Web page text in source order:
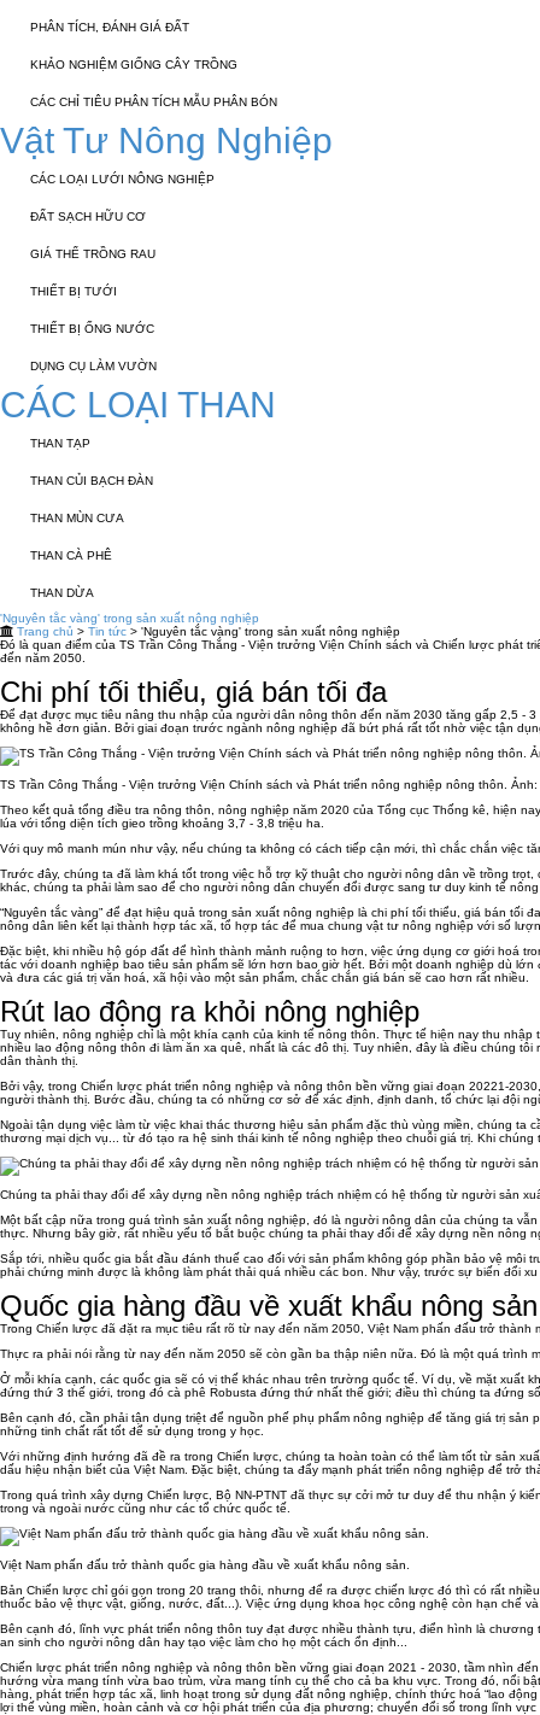
PHÂN TÍCH, ĐÁNH GIÁ ĐẤT
KHẢO NGHIỆM GIỐNG CÂY TRỒNG
CÁC CHỈ TIÊU PHÂN TÍCH MẪU PHÂN BÓN
Vật Tư Nông Nghiệp
CÁC LOẠI LƯỚI NÔNG NGHIỆP
ĐẤT SẠCH HỮU CƠ
GIÁ THỂ TRỒNG RAU
THIẾT BỊ TƯỚI
THIẾT BỊ ỐNG NƯỚC
DỤNG CỤ LÀM VƯỜN
CÁC LOẠI THAN
THAN TẠP
THAN CỦI BẠCH ĐÀN
THAN MÙN CƯA
THAN CÀ PHÊ
THAN DỪA
'Nguyên tắc vàng' trong sản xuất nông nghiệp
Trang chủ > Tin tức > 'Nguyên tắc vàng' trong sản xuất nông nghiệp
Đó là quan điểm của TS Trần Công Thắng - Viện trưởng Viện Chính sách và Chiến lược phát
đến năm 2050.
Chi phí tối thiểu, giá bán tối đa
Để đạt được mục tiêu nâng thu nhập của người dân nông thôn đến năm 2030 tăng gấp 2,5 -
không hề đơn giản. Bởi giai đoạn trước ngành nông nghiệp đã bứt phá rất tốt nhờ việc tận
TS Trần Công Thắng - Viện trưởng Viện Chính sách và Phát triển nông nghiệp nông thôn. Ảnh:
Theo kết quả tổng điều tra nông thôn, nông nghiệp năm 2020 của Tổng cục Thống kê, hiện
lúa với tổng diện tích gieo trồng khoảng 3,7 - 3,8 triệu ha.
Với quy mô manh mún như vậy, nếu chúng ta không có cách tiếp cận mới, thì chắc chắn việc
Trước đây, chúng ta đã làm khá tốt trong việc hỗ trợ kỹ thuật cho người nông dân về trồng
khác, chúng ta phải làm sao để cho người nông dân chuyển đổi được sang tư duy kinh tế
“Nguyên tắc vàng” để đạt hiệu quả trong sản xuất nông nghiệp là chi phí tối thiểu, giá bán
nông dân liên kết lại thành hợp tác xã, tổ hợp tác để mua chung vật tư nông nghiệp với số
Đặc biệt, khi nhiều hộ góp đất để hình thành mảnh ruộng to hơn, việc ứng dụng cơ giới hoá
tác với doanh nghiệp bao tiêu sản phẩm sẽ lớn hơn bao giờ hết. Bởi một doanh nghiệp dù
và đưa các giá trị văn hoá, xã hội vào một sản phẩm, chắc chắn giá bán sẽ cao hơn rất nhiều.
Rút lao động ra khỏi nông nghiệp
Tuy nhiên, nông nghiệp chỉ là một khía cạnh của kinh tế nông thôn. Thực tế hiện nay thu
nhiều lao động nông thôn đi làm ăn xa quê, nhất là các đô thị. Tuy nhiên, đây là điều chúng
dân thành thị.
Bởi vậy, trong Chiến lược phát triển nông nghiệp và nông thôn bền vững giai đoạn 20221-
người thành thị. Bước đầu, chúng ta có những cơ sở để xác định, định danh, tổ chức lại đội
Ngoài tận dụng việc làm từ việc khai thác thương hiệu sản phẩm đặc thù vùng miền, chúng
thương mại dịch vụ... từ đó tạo ra hệ sinh thái kinh tế nông nghiệp theo chuỗi giá trị. Khi
Chúng ta phải thay đổi để xây dựng nền nông nghiệp trách nhiệm có hệ thống từ người sản
Một bất cập nữa trong quá trình sản xuất nông nghiệp, đó là người nông dân của chúng ta
thực. Nhưng bây giờ, rất nhiều yếu tố bắt buộc chúng ta phải thay đổi để xây dựng nền
Sắp tới, nhiều quốc gia bắt đầu đánh thuế cao đối với sản phẩm không góp phần bảo vệ
phải chứng minh được là không làm phát thải quá nhiều các bon. Như vậy, trước sự biến đổi
Quốc gia hàng đầu về xuất khẩu nông sản
Trong Chiến lược đã đặt ra mục tiêu rất rõ từ nay đến năm 2050, Việt Nam phấn đấu trở
Thực ra phải nói rằng từ nay đến năm 2050 sẽ còn gần ba thập niên nữa. Đó là một quá
Ở mỗi khía cạnh, các quốc gia sẽ có vị thế khác nhau trên trường quốc tế. Ví dụ, về mặt
đứng thứ 3 thế giới, trong đó cà phê Robusta đứng thứ nhất thế giới; điều thì chúng ta đứng
Bên cạnh đó, cần phải tận dụng triệt để nguồn phế phụ phẩm nông nghiệp để tăng giá trị
những tinh chất rất tốt để sử dụng trong y học.
Với những định hướng đã đề ra trong Chiến lược, chúng ta hoàn toàn có thể làm tốt từ sản
dấu hiệu nhận biết của Việt Nam. Đặc biệt, chúng ta đẩy mạnh phát triển nông nghiệp để trở
Trong quá trình xây dựng Chiến lược, Bộ NN-PTNT đã thực sự cởi mở tư duy để thu nhận ý
trong và ngoài nước cũng như các tổ chức quốc tế.
Việt Nam phấn đấu trở thành quốc gia hàng đầu về xuất khẩu nông sản.
Bản Chiến lược chỉ gói gọn trong 20 trang thôi, nhưng để ra được chiến lược đó thì có rất
thuốc bảo vệ thực vật, giống, nước, đất...). Việc ứng dụng khoa học công nghệ còn hạn chế
Bên cạnh đó, lĩnh vực phát triển nông thôn tuy đạt được nhiều thành tựu, điển hình là
an sinh cho người nông dân hay tạo việc làm cho họ một cách ổn định...
Chiến lược phát triển nông nghiệp và nông thôn bền vững giai đoạn 2021 - 2030, tầm nhìn
hướng vừa mang tính vừa bao trùm, vừa mang tính cụ thể cho cả ba khu vực. Trong đó, nổi
hàng, phát triển hợp tác xã, linh hoạt trong sử dụng đất nông nghiệp, chính thức hoá “lao
lợi thế vùng miền, hoàn cảnh và cơ hội phát triển của địa phương; chuyển đổi số trong lĩnh